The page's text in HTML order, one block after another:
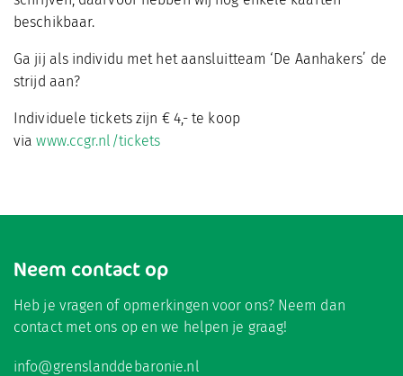
beschikbaar.
Ga jij als individu met het aansluitteam ‘De Aanhakers’ de
strijd aan?
Individuele tickets zijn € 4,- te koop
viawww.ccgr.nl/tickets
Neem contact op
Heb je vragen of opmerkingen voor ons? Neem dan
contact met ons op en we helpen je graag!
info@grenslanddebaronie.nl